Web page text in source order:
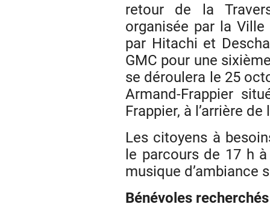
retour de la
organisée par la
par Hitachi et
GMC pour une
se déroulera le 25
Armand-Frappier
Frappier, à l’arrière de
Les citoyens à
le parcours de 17 h
musique d’ambiance
Bénévoles recherchés